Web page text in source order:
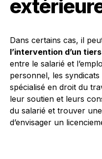
Dans certains cas, il
l’intervention d’un tiers
entre le salarié et
personnel, les
spécialisé en droit du
leur soutien et leurs
du salarié et trouver
d’envisager un